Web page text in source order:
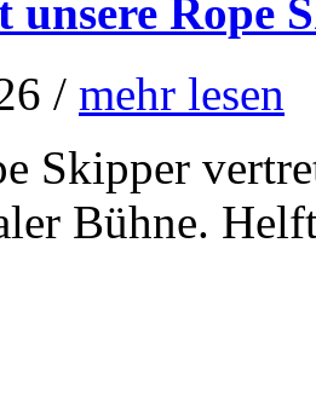
unsere Rope
/ mehr lesen
Skipper
Bühne.